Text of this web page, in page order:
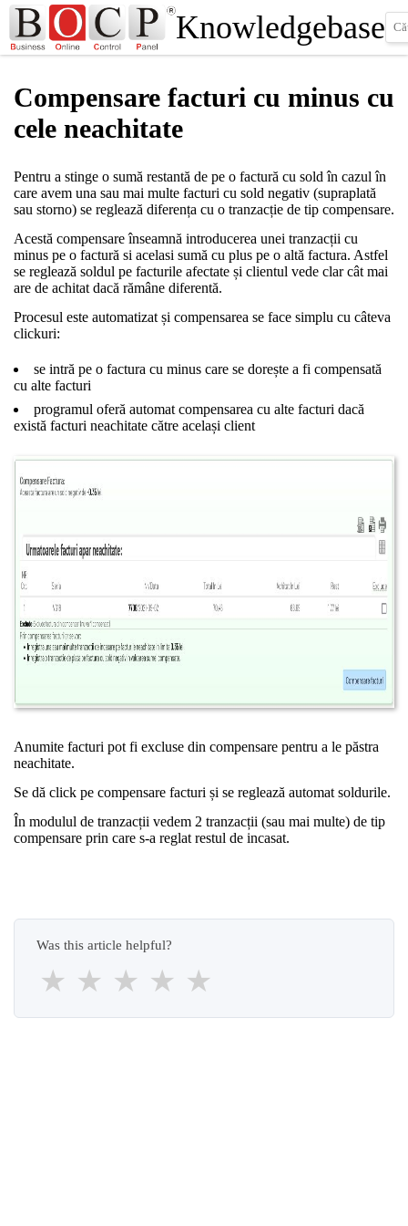
Knowledgebase
Compensare facturi cu minus cu
cele neachitate
Pentru a stinge o sumă restantă de pe o factură cu sold în cazul în
care avem una sau mai multe facturi cu sold negativ (supraplată
sau storno) se reglează diferența cu o tranzacție de tip compensare.
Acestă compensare înseamnă introducerea unei tranzacții cu
minus pe o factură si acelasi sumă cu plus pe o altă factura. Astfel
se reglează soldul pe facturile afectate și clientul vede clar cât mai
are de achitat dacă rămâne diferentă.
Procesul este automatizat și compensarea se face simplu cu câteva
clickuri:
se intră pe o factura cu minus care se dorește a fi compensată
cu alte facturi
programul oferă automat compensarea cu alte facturi dacă
există facturi neachitate către același client
Anumite facturi pot fi excluse din compensare pentru a le păstra
neachitate.
Se dă click pe compensare facturi și se reglează automat soldurile.
În modulul de tranzacții vedem 2 tranzacții (sau mai multe) de tip
compensare prin care s-a reglat restul de incasat.
Was this article helpful?
★ ★ ★ ★ ★